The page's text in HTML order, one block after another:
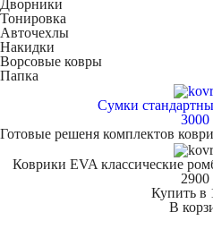
Дворники
Тонировка
Авточехлы
Накидки
Ворсовые ковры
Папка
Сумки
3000
Готовые решеня комплектов
Коврики EVA классические
2900
Купить в
В